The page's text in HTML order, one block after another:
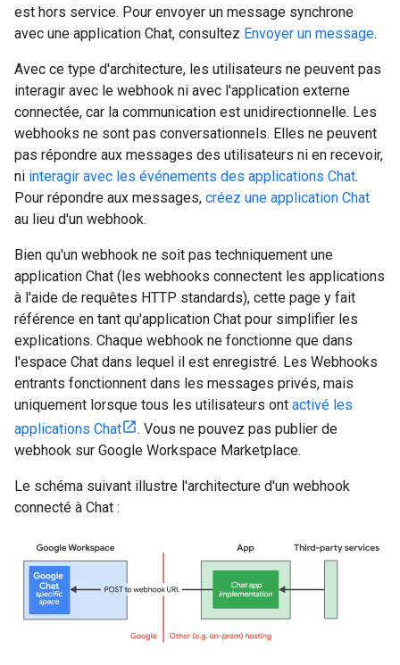
est hors service. Pour envoyer un message synchrone
avec une application Chat, consultez Envoyer un message.
Avec ce type d'architecture, les utilisateurs ne peuvent pas
interagir avec le webhook ni avec l'application externe
connectée, car la communication est unidirectionnelle. Les
webhooks ne sont pas conversationnels. Elles ne peuvent
pas répondre aux messages des utilisateurs ni en recevoir,
ni interagir avec les événements des applications Chat.
Pour répondre aux messages, créez une application Chat
au lieu d'un webhook.
Bien qu'un webhook ne soit pas techniquement une
application Chat (les webhooks connectent les applications
à l'aide de requêtes HTTP standards), cette page y fait
référence en tant qu'application Chat pour simplifier les
explications. Chaque webhook ne fonctionne que dans
l'espace Chat dans lequel il est enregistré. Les Webhooks
entrants fonctionnent dans les messages privés, mais
uniquement lorsque tous les utilisateurs ont activé les
applications Chat
. Vous ne pouvez pas publier de
webhook sur Google Workspace Marketplace.
Le schéma suivant illustre l'architecture d'un webhook
connecté à Chat :